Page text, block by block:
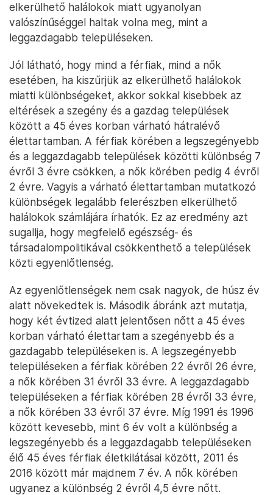
elkerülhető halálokok miatt ugyanolyan
valószínűséggel haltak volna meg, mint a
leggazdagabb településeken.
Jól látható, hogy mind a férfiak, mind a nők
esetében, ha kiszűrjük az elkerülhető halálokok
miatti különbségeket, akkor sokkal kisebbek az
eltérések a szegény és a gazdag települések
között a 45 éves korban várható hátralévő
élettartamban. A férfiak körében a legszegényebb
és a leggazdagabb települések közötti különbség 7
évről 3 évre csökken, a nők körében pedig 4 évről
2 évre. Vagyis a várható élettartamban mutatkozó
különbségek legalább felerészben elkerülhető
halálokok számlájára írhatók. Ez az eredmény azt
sugallja, hogy megfelelő egészség- és
társadalompolitikával csökkenthető a települések
közti egyenlőtlenség.
Az egyenlőtlenségek nem csak nagyok, de húsz év
alatt növekedtek is. Második ábránk azt mutatja,
hogy két évtized alatt jelentősen nőtt a 45 éves
korban várható élettartam a szegényebb és a
gazdagabb településeken is. A legszegényebb
településeken a férfiak körében 22 évről 26 évre,
a nők körében 31 évről 33 évre. A leggazdagabb
településeken a férfiak körében 28 évről 33 évre,
a nők körében 33 évről 37 évre. Míg 1991 és 1996
között kevesebb, mint 6 év volt a különbség a
legszegényebb és a leggazdagabb településeken
élő 45 éves férfiak életkilátásai között, 2011 és
2016 között már majdnem 7 év. A nők körében
ugyanez a különbség 2 évről 4,5 évre nőtt.